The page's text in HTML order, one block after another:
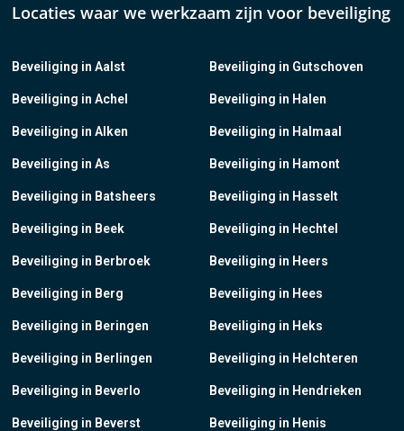
Locaties waar we werkzaam zijn voor beveiliging
Beveiliging in Aalst
Beveiliging in Achel
Beveiliging in Alken
Beveiliging in As
Beveiliging in Batsheers
Beveiliging in Beek
Beveiliging in Berbroek
Beveiliging in Berg
Beveiliging in Beringen
Beveiliging in Berlingen
Beveiliging in Beverlo
Beveiliging in Beverst
Beveiliging in Gutschoven
Beveiliging in Halen
Beveiliging in Halmaal
Beveiliging in Hamont
Beveiliging in Hasselt
Beveiliging in Hechtel
Beveiliging in Heers
Beveiliging in Hees
Beveiliging in Heks
Beveiliging in Helchteren
Beveiliging in Hendrieken
Beveiliging in Henis